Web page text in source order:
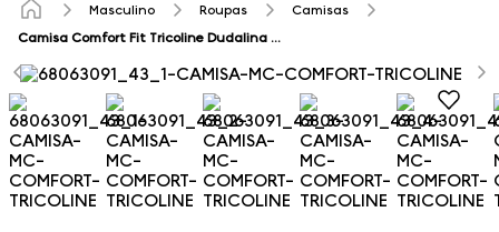
Masculino Roupas
Camisas
Camisa Comfort Fit Tricoline Dudalina Masculina